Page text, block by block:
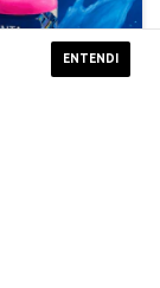
ENTENDI